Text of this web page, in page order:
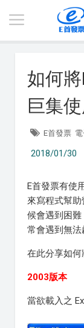
如何將
巨集
E首發票
2018/01/30
E首發票有使
來寫程式幫
候會遇到困難
常會遇到無法
在此分享如何
2003版本
當欲載入之